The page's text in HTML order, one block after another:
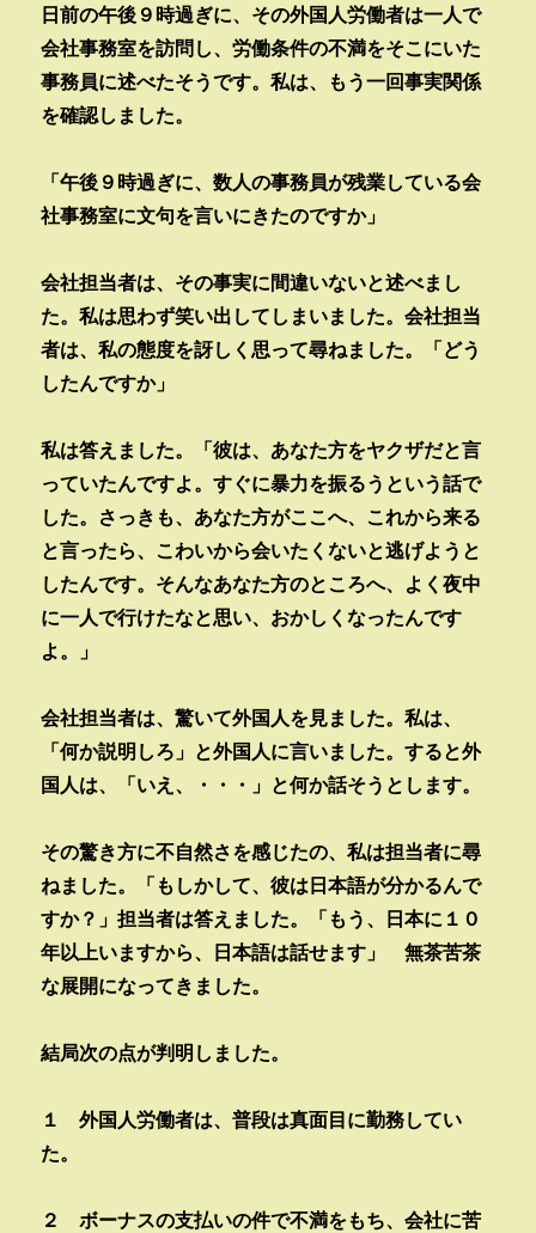
日前の午後９時過ぎに、その外国人労働者は一人で
会社事務室を訪問し、労働条件の不満をそこにいた
事務員に述べたそうです。私は、もう一回事実関係
を確認しました。
「午後９時過ぎに、数人の事務員が残業している会
社事務室に文句を言いにきたのですか」
会社担当者は、その事実に間違いないと述べまし
た。私は思わず笑い出してしまいました。会社担当
者は、私の態度を訝しく思って尋ねました。「どう
したんですか」
私は答えました。「彼は、あなた方をヤクザだと言
っていたんですよ。すぐに暴力を振るうという話で
した。さっきも、あなた方がここへ、これから来る
と言ったら、こわいから会いたくないと逃げようと
したんです。そんなあなた方のところへ、よく夜中
に一人で行けたなと思い、おかしくなったんです
よ。」
会社担当者は、驚いて外国人を見ました。私は、
「何か説明しろ」と外国人に言いました。すると外
国人は、「いえ、・・・」と何か話そうとします。
その驚き方に不自然さを感じたの、私は担当者に尋
ねました。「もしかして、彼は日本語が分かるんで
すか？」担当者は答えました。「もう、日本に１０
年以上いますから、日本語は話せます」 無茶苦茶
な展開になってきました。
結局次の点が判明しました。
１ 外国人労働者は、普段は真面目に勤務してい
た。
２ ボーナスの支払いの件で不満をもち、会社に苦